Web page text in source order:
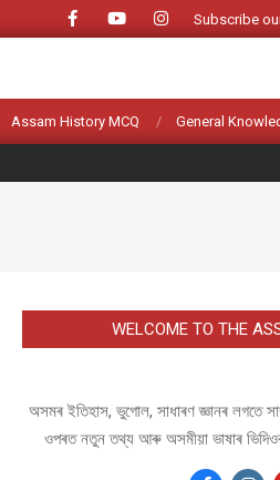
Subscribe
Assam History MCQ General
WELCOME TO THE
অসমৰ ইতিহাস, ভুগোল, সাধাৰণ জ্ঞানৰ লগতে
ওপৰত নতুন তথ্য আৰু অসমীয়া ভাষাৰ